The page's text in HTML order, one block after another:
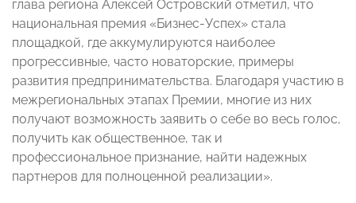
глава региона Алексей Островский отметил, что
национальная премия «Бизнес-Успех» стала
площадкой, где аккумулируются наиболее
прогрессивные, часто новаторские, примеры
развития предпринимательства. Благодаря участию в
межрегиональных этапах Премии, многие из них
получают возможность заявить о себе во весь голос,
получить как общественное, так и
профессиональное признание, найти надежных
партнеров для полноценной реализации».